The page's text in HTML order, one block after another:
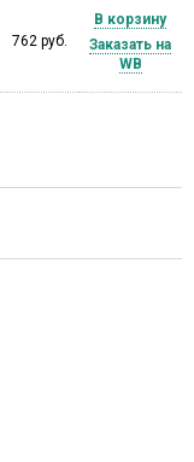
762 руб.
В корзину
Заказать на
WB